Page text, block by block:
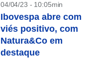
04/04/23 - 10:05min
Ibovespa abre com
viés positivo, com
Natura&Co em
destaque